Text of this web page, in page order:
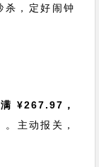
杀，定好闹钟
¥267.97，
。主动报关，